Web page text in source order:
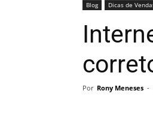
Blog Dicas de
Por Rony Meneses -